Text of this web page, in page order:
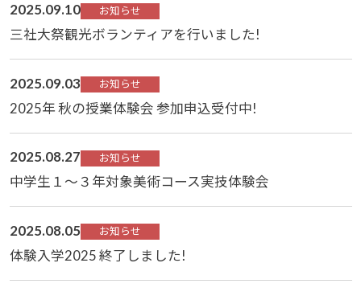
2025.09.10 お知らせ
三社大祭観光ボランティアを行いました!
2025.09.03 お知らせ
2025年 秋の授業体験会 参加申込受付中!
2025.08.27 お知らせ
中学生１～３年対象美術コース実技体験会
2025.08.05 お知らせ
体験入学2025 終了しました!